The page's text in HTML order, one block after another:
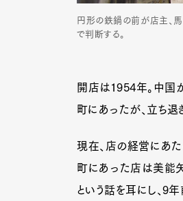
円形の鉄鍋の前が店主、馬
で判断する。
開店は1954年。中国
町にあったが、立ち退
現在、店の経営にあ
町にあった店は美能
という話を耳にし、9年